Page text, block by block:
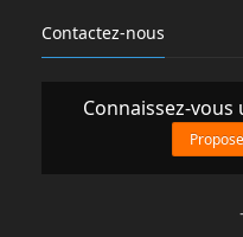
Contactez-nous
Connaissez-